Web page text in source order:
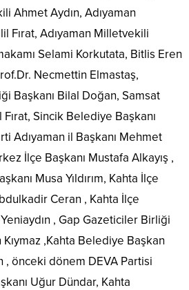
Ahmet Aydın, Adıyaman
Fırat, Adıyaman Milletvekili
Selami Korkutata, Bitlis Eren
Necmettin Elmastaş,
Başkanı Bilal Doğan, Samsat
Sincik Belediye Başkanı
Adıyaman il Başkanı Mehmet
İlçe Başkanı Mustafa Alkayış ,
Musa Yıldırım, Kahta İlçe
Ceran , Kahta İlçe
, Gap Gazeticiler Birliği
,Kahta Belediye Başkan
, önceki dönem DEVA Partisi
Uğur Dündar, Kahta